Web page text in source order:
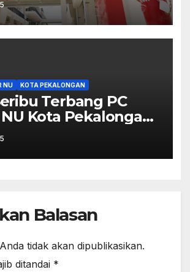
NU KOTA PEKALONGAN
Terbang PC
Kota Pekalongan
Kreasi Sholawat
Balasan
tidak akan dipublikasikan.
ditandai *